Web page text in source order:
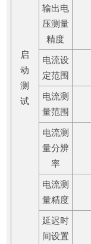
启
动
测
试
输出电
压测量
精度
电流设
定范围
电流测
量范围
电流测
量分辨
率
电流测
量精度
延迟时
间设置